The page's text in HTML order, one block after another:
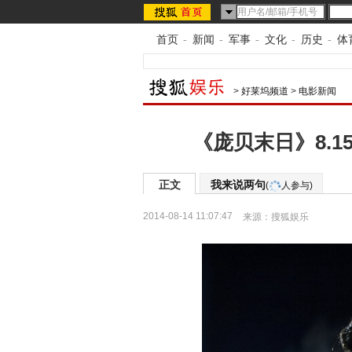
首页 - 新闻 - 军事 - 文化 - 历史 - 体
> 好莱坞频道 > 电影新闻
《庞贝末日》
正文 我来说两句( 人参与)
2014-08-14 11:07:47 来源： 搜狐娱乐